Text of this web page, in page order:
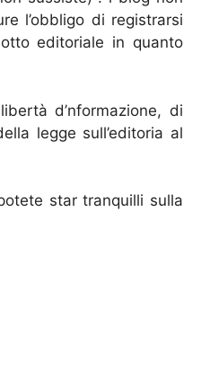
l’obbligo di registrarsi
editoriale in quanto
d’nformazione, di
legge sull’editoria al
star tranquilli sulla